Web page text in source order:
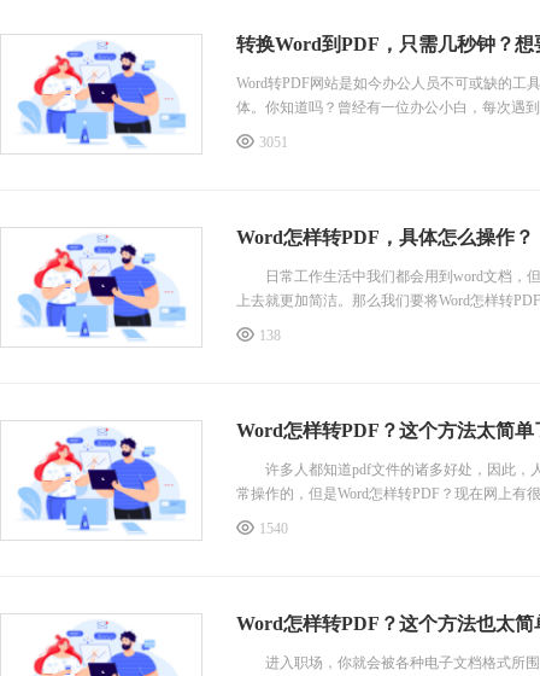
Word转PDF网站是如今办公人员不可或缺的工
体。你知道吗？曾经有一位办公小白，每次遇
3051
Word怎样转PDF，具体怎么操作？
日常工作生活中我们都会用到word文档，但
上去就更加简洁。那么我们要将Word怎样转
138
Word怎样转PDF？这个方法太简单
许多人都知道pdf文件的诸多好处，因此，
常操作的，但是Word怎样转PDF？现在网上有
1540
Word怎样转PDF？这个方法也太简
进入职场，你就会被各种电子文档格式所围